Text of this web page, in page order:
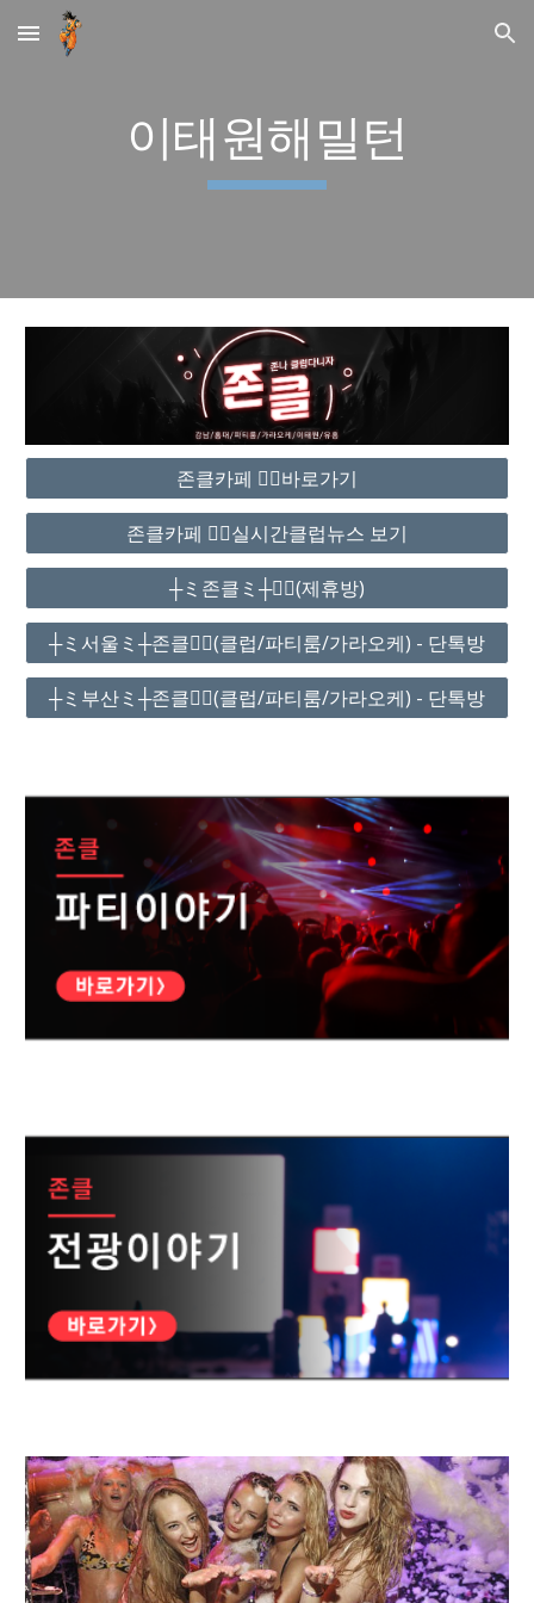
Skip to main content Skip to navigation
이태원해밀턴
존클카페 ❤️‍🔥바로가기
존클카페 ❤️‍🔥실시간클럽뉴스 보기
┼ミ존클ミ┼❤️‍🔥(제휴방)
┼ミ서울ミ┼존클❤️‍🔥(클럽/파티룸/가라오케) - 단톡방
┼ミ부산ミ┼존클❤️‍🔥(클럽/파티룸/가라오케) - 단톡방